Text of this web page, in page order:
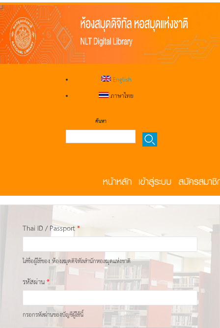
English
ภาษาไทย
ค้นหา
Thai ID / Passport*
ใส่ชื่อผู้ใช้ของ ห้องสมุดดิจิทัลสำนักหอสมุดแห่งชาติ
รหัสผ่าน*
กรอกรหัสผ่านของบัญชีผู้ใช้นี้